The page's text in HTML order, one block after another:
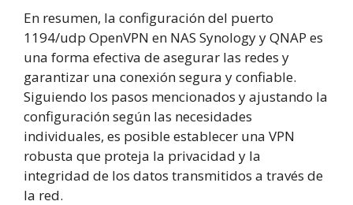
En resumen, la configuración del puerto
1194/udp OpenVPN en NAS Synology y QNAP es
una forma efectiva de asegurar las redes y
garantizar una conexión segura y confiable.
Siguiendo los pasos mencionados y ajustando la
configuración según las necesidades
individuales, es posible establecer una VPN
robusta que proteja la privacidad y la
integridad de los datos transmitidos a través de
la red.